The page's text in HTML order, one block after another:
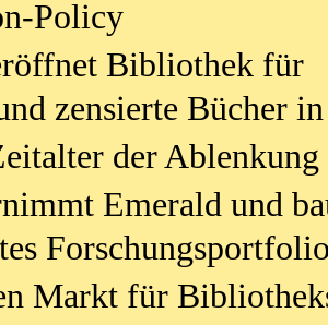
Policy
Bibliothek für
zensierte Bücher
der Ablenkung
Emerald und
Markt für